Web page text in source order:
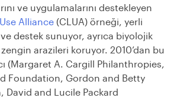
ve uygulamalarını destekleyen
Alliance (CLUA) örneği, yerli
destek sunuyor, ayrıca biyolojik
arazileri koruyor. 2010’dan bu
(Margaret A. Cargill Philanthropies,
Foundation, Gordon and Betty
David and Lucile Packard